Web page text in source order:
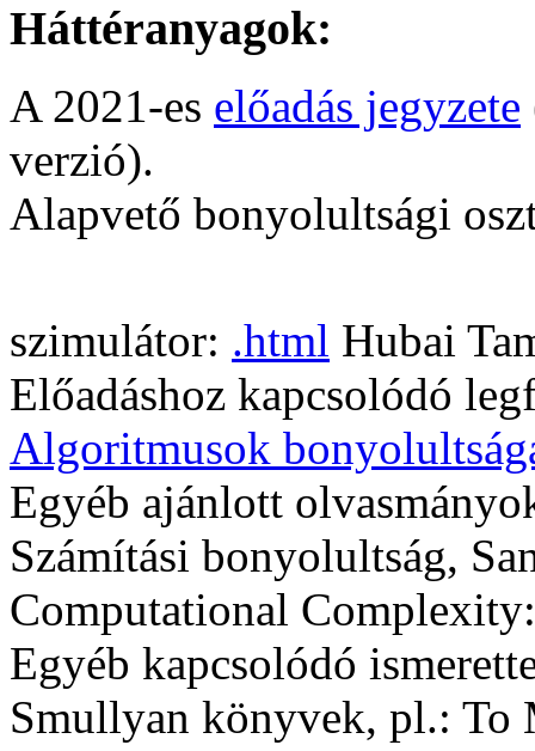
Háttéranyagok:
A 2021-es előadás jegyzete
verzió).
Alapvető bonyolultsági
szimulátor: .html Hubai
Előadáshoz kapcsolódó
Algoritmusok
Egyéb ajánlott
Számítási bonyolultság,
Computational
Egyéb kapcsolódó
Smullyan könyvek, pl.: